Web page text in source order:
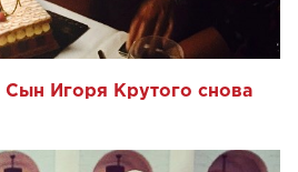
Сын Игоря Крутого снова